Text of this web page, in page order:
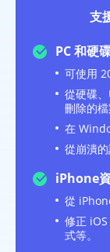
支
PC 和硬
可使用
從硬碟
刪除的檔
在
從崩潰的
iPhone
從
修正
式等。